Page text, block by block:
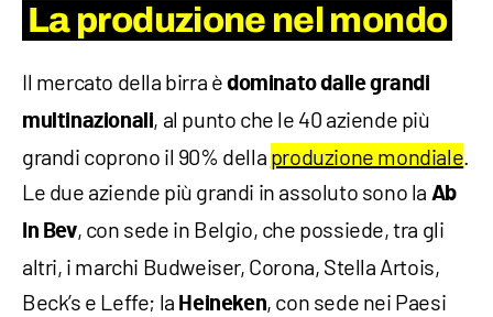
La produzione nel mondo
Il mercato della birra è dominato dalle grandi
multinazionali, al punto che le 40 aziende più
grandi coprono il 90% della produzione mondiale.
Le due aziende più grandi in assoluto sono la Ab
In Bev, con sede in Belgio, che possiede, tra gli
altri, i marchi Budweiser, Corona, Stella Artois,
Beck’s e Leffe; la Heineken, con sede nei Paesi